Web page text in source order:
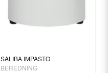
SALIBA IMPASTO
BEREDNING